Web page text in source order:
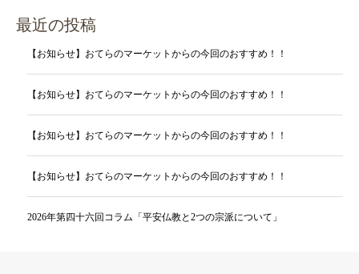
最近の投稿
【お知らせ】おてらのマーケットからの今回のおすすめ！！
【お知らせ】おてらのマーケットからの今回のおすすめ！！
【お知らせ】おてらのマーケットからの今回のおすすめ！！
【お知らせ】おてらのマーケットからの今回のおすすめ！！
2026年第四十六回コラム「平安仏教と2つの宗派について」